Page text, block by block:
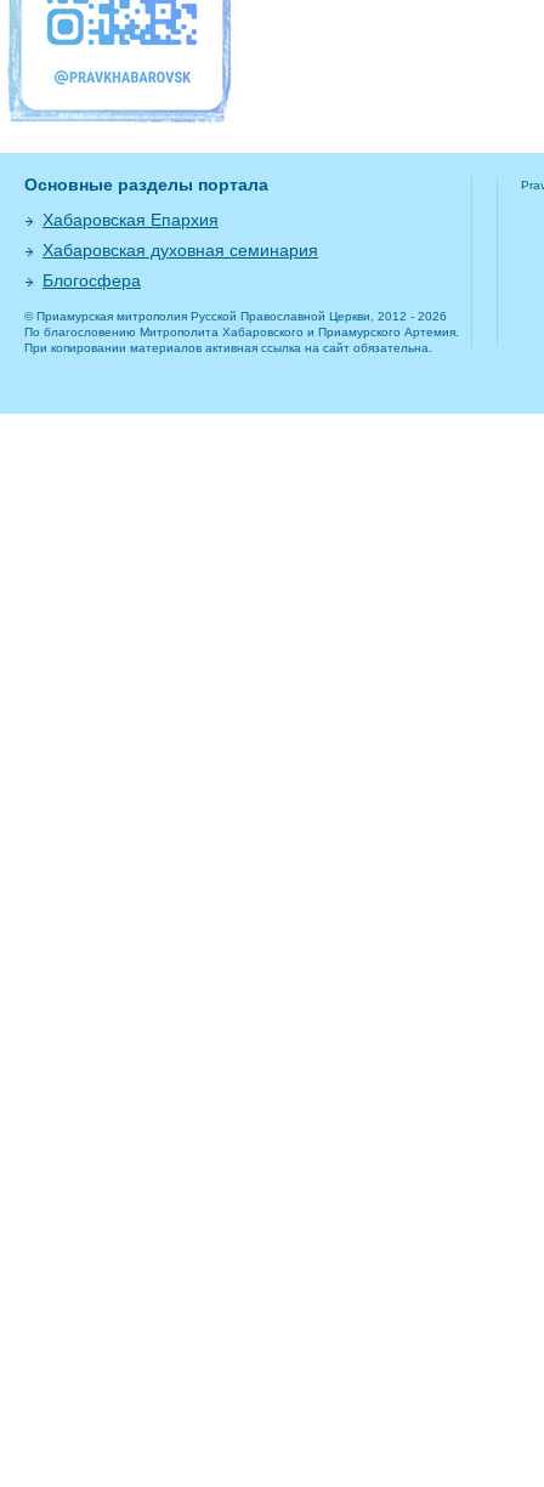
Основные разделы портала
Хабаровская Епархия
Хабаровская духовная семинария
Блогосфера
© Приамурская митрополия Русской Православной Церкви, 2012 - 2026
По благословению Митрополита Хабаровского и Приамурского Артемия.
При копировании материалов активная ссылка на сайт обязательна.